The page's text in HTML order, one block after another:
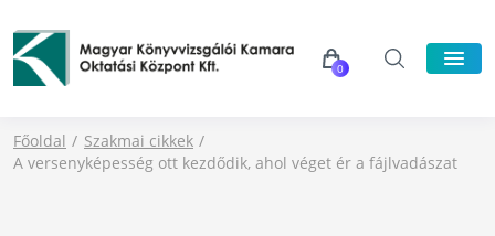
0
Főoldal
Szakmai cikkek
A versenyképesség ott kezdődik, ahol véget ér a fájlvadászat